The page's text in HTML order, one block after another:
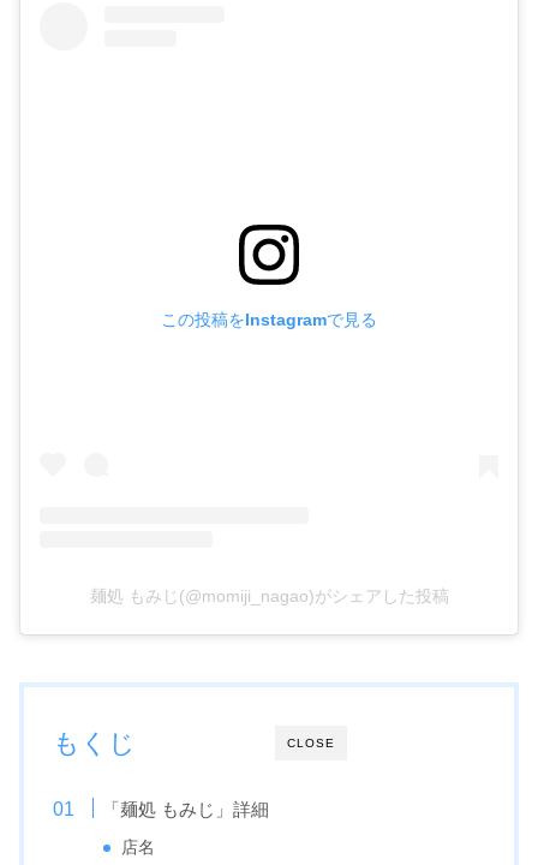
この投稿をInstagramで見る
麺処 もみじ(@momiji_nagao)がシェアした投稿
CLOSE
もくじ
「麺処 もみじ」詳細
店名